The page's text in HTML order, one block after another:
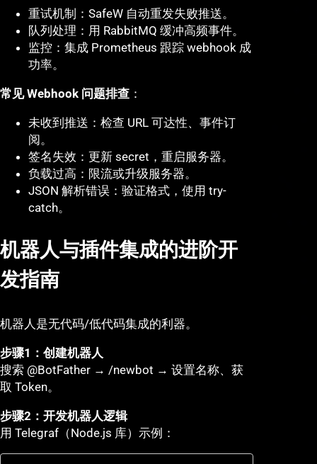
重试机制：SafeW 自动重发失败推送。
队列处理：用 RabbitMQ 缓冲高频事件。
监控：集成 Prometheus 跟踪 webhook 成
功率。
常见 Webhook 问题排查 ：
未收到推送：检查 URL 可达性、事件订
阅。
签名失效：更新 secret，重启服务器。
负载过高：限流或升级服务器。
JSON 解析错误：验证格式，使用 try-
catch。
机器人与插件集成的进阶开
发指南
机器人是无代码/低代码集成的利器。
步骤1：创建机器人
搜索 @BotFather → /newbot → 设置名称、获
取 Token。
步骤2：开发机器人逻辑
用 Telegraf（Node.js 库）示例：